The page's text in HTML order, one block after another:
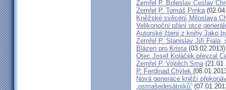
Zemřel P. Boleslav Česlav
Zemřel P. Tomáš Prnka
Kněžské svěcení Miloslava
Velikonoční přání otce
Autorské čtení z knihy Jako
Zemřel P. Stanislav Jiří Fiala,
Blázen pro Krista(03.02.2013)
Otec Josef Koláček převzal
Zemřel P. Vojtěch Srna
P. Ferdinad Chýlek
Nová generace kněží
„osmašedesátníků”